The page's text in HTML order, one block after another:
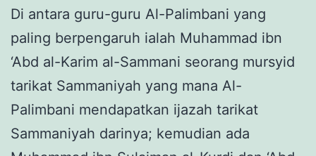
Di antara guru-guru Al-Palimbani yang
paling berpengaruh ialah Muhammad ibn
‘Abd al-Karim al-Sammani seorang mursyid
tarikat Sammaniyah yang mana Al-
Palimbani mendapatkan ijazah tarikat
Sammaniyah darinya; kemudian ada